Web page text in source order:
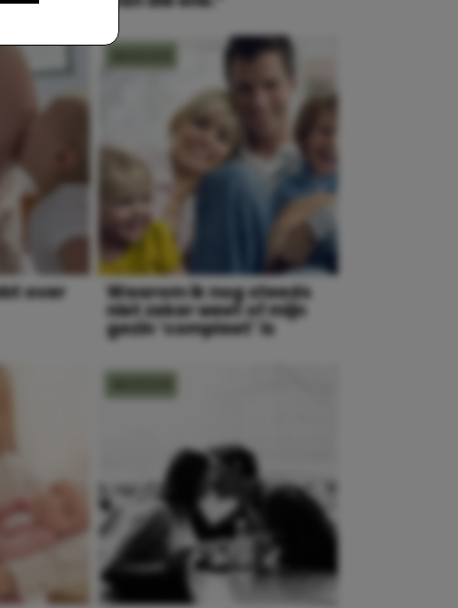
over Waarom ik nog steeds
niet zeker weet of mijn
gezin ‘compleet’ is